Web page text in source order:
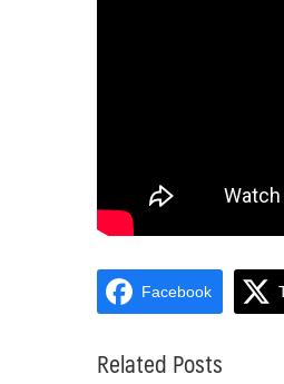
Facebook
Related Posts